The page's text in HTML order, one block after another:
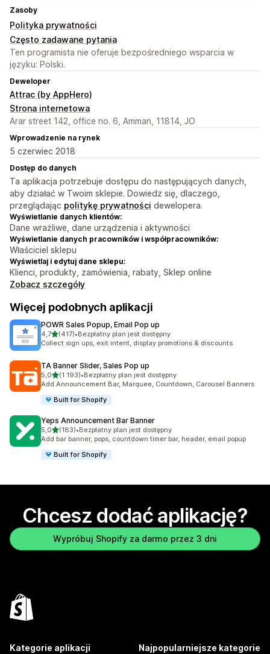
Zasoby
Polityka prywatności
Często zadawane pytania
Ten programista nie oferuje bezpośredniego wsparcia w
języku: Polski.
Deweloper
Attrac (by AppHero)
Strona internetowa
Arar street 142, office no. 6, Amman, 11814, JO
Wprowadzenie na rynek
5 czerwiec 2018
Dostęp do danych
Ta aplikacja potrzebuje dostępu do następujących danych,
aby działać w Twoim sklepie. Dowiedz się, dlaczego,
przeglądając politykę prywatności dewelopera.
Wyświetlanie danych klientów:
Dane wrażliwe, dane urządzenia i aktywności
Wyświetlanie danych pracowników i współpracowników:
Właściciel sklepu
Wyświetlaj i edytuj dane sklepu:
Klienci, produkty, zamówienia, rabaty, Sklep online
Zobacz szczegóły
Więcej podobnych aplikacji
POWR Sales Popup, Email Pop up
4,7na 5 gwiazdek
(417)
Łączna liczba recenzji: 417
•Bezpłatny plan jest dostępny
Collect sign ups, exit intent, display promotions & discounts
TA Banner Slider, Sales Pop up
5,0na 5 gwiazdek
(1 193)
Łączna liczba recenzji: 1193
•Bezpłatny plan jest dostępny
Add Announcement Bar, Marquee, Countdown, Carousel Banners
Built for Shopify
Yeps Announcement Bar Banner
5,0na 5 gwiazdek
(183)
Łączna liczba recenzji: 183
•Bezpłatny plan jest dostępny
Add bar banner, pops, countdown timer bar, header, email popup
Built for Shopify
Chcesz dodać aplikację?
Wypróbuj Shopify za darmo przez 3 dni
Kategorie aplikacji Najpopularniejsze kategorie